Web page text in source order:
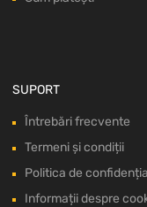
SUPORT
Întrebări frecvente
Termeni și condiții
Politica de
Informații despre